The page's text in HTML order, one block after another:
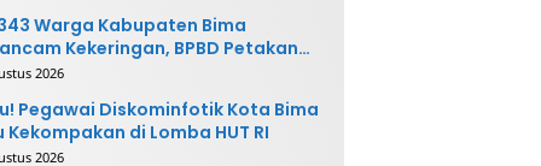
Warga Kabupaten Bima
Kekeringan, BPBD Petakan
Rawan
2026
Pegawai Diskominfotik Kota Bima
Kekompakan di Lomba HUT RI
2026